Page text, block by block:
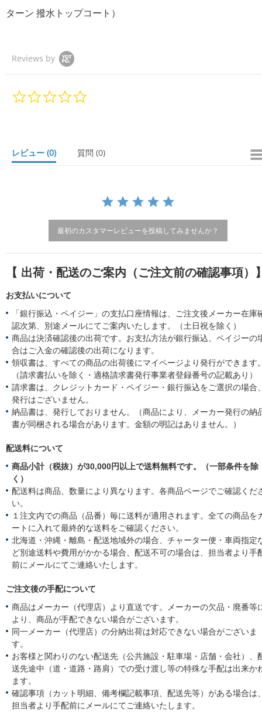
ターン 撥水トップコート）
Reviews by
r
レビュー (0) 質問 (0)
最初のカスタマーレビューを投稿してみませんか？
【 出荷・配送のご案内（ご注文前の確認事項）
お支払いについて
「銀行振込・ペイジー」の支払口座情報は、ご注文後メーカー在庫
認次第、別途メールにてご案内いたします。（土日祝を除く）
商品は決済確認後の出荷です。お支払方法が銀行振込、ペイジーの
合はご入金の確認後の出荷になります。
領収書は、すべての商品の出荷後にマイページより発行ができます
（請求書払いを除く・適格請求書発行事業者登録番号の記載あり）
請求書は、クレジットカード・ペイジー・銀行振込をご選択の場合
発行はございません。
納品書は、発行しておりません。（商品により、メーカー発行の納
書が同梱される場合があります。金額の明記はありません。）
配送料について
商品小計（税抜）が30,000円以上で送料無料です。（一部条件を除
く）
配送料は商品、数量により異なります。各商品ページでご確認くだ
い。
１注文内での商品（品番）毎に送料が適用されます。全ての商品を
ートに入れて最終的な送料をご確認ください。
北海道・沖縄・離島・配送地域外の場合、チャーター便・車両指定
ど別途送料や費用がかかる場合、配送不可の場合は、担当者より手
前にメールにてご連絡いたします。
ご注文後の手配について
商品はメーカー（代理店）より直送です。メーカーの欠品・廃番等
より、商品が手配できない場合がございます。
同一メーカー（代理店）の分納出荷は対応できない場合がございま
す。
お客様と関わりのない配送先（公共施設・駐車場・店舗・会社）、
送先途中（道・道路・路肩）での受け渡し等の特殊な手配は出来か
ます。
確認事項（カット明細、備考欄記載事項、配送先等）がある場合は
担当者より手配前にメールにてご連絡いたします。